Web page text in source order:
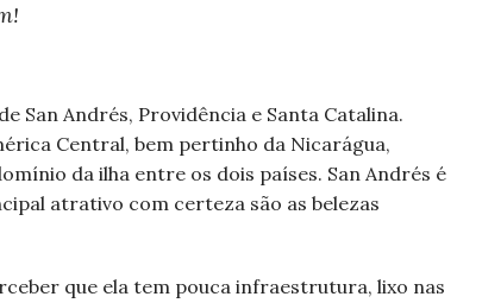
San Andrés, Providência e Santa Catalina.
Central, bem pertinho da Nicarágua,
da ilha entre os dois países. San Andrés é
atrativo com certeza são as belezas
que ela tem pouca infraestrutura, lixo nas